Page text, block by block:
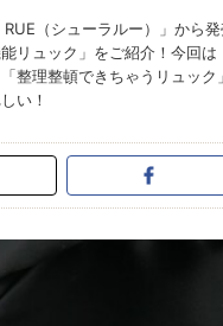
RUE（シューラルー）」から
リュック」をご紹介！今回
整理整頓できちゃうリュッ
い！